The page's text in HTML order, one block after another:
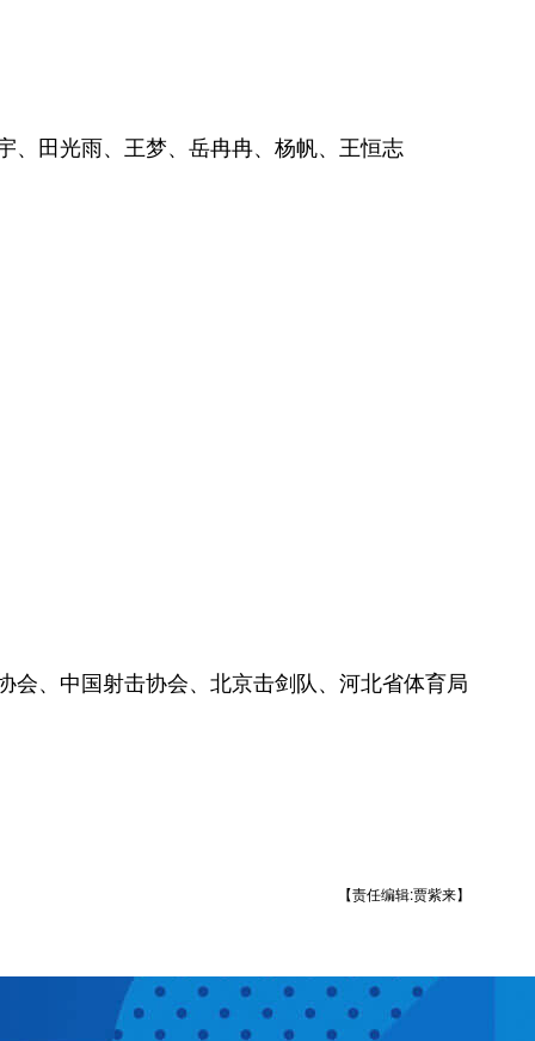
田光雨、王梦、岳冉冉、杨帆、王恒志
、中国射击协会、北京击剑队、河北省体育局
【责任编辑:贾紫来】